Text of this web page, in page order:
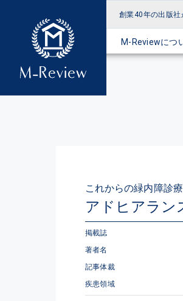
創業40年の出版社
M-Reviewにつ
これからの緑内障診
アドヒアラン
掲載誌
著者名
記事体裁
疾患領域